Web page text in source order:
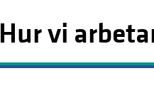
Hur vi